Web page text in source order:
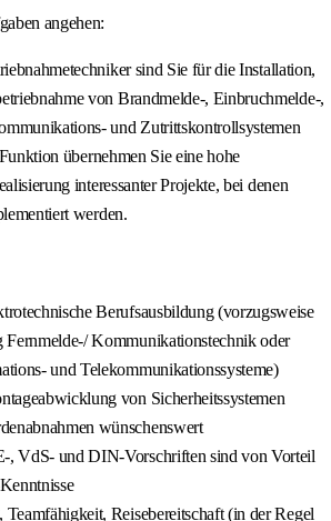
angehen:
sind Sie für die Installation,
von Brandmelde-, Einbruchmelde-,
und Zutrittskontrollsystemen
übernehmen Sie eine hohe
interessanter Projekte, bei denen
werden.
Berufsausbildung (vorzugsweise
Fernmelde-/ Kommunikationstechnik oder
und Telekommunikationssysteme)
von Sicherheitssystemen
wünschenswert
, VdS- und DIN-Vorschriften sind von Vorteil
Reisebereitschaft (in der Regel